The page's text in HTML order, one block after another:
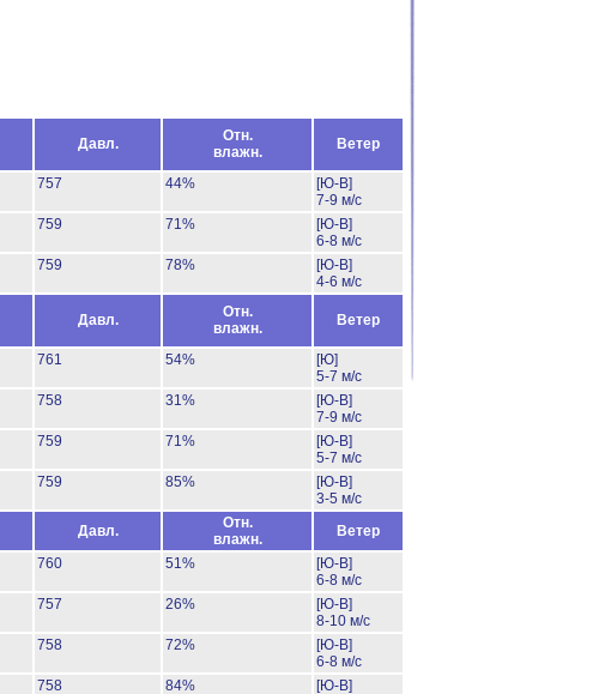
Давл.
Отн.
влажн.
Ветер
757 44%
[Ю-В]
7-9 м/с
759 71%
[Ю-В]
6-8 м/с
759 78%
[Ю-В]
4-6 м/с
Давл.
Отн.
влажн.
Ветер
761 54%
[Ю]
5-7 м/с
758 31%
[Ю-В]
7-9 м/с
759 71%
[Ю-В]
5-7 м/с
759 85%
[Ю-В]
3-5 м/с
Давл.
Отн.
влажн.
Ветер
760 51%
[Ю-В]
6-8 м/с
757 26%
[Ю-В]
8-10 м/с
758 72%
[Ю-В]
6-8 м/с
758 84%
[Ю-В]